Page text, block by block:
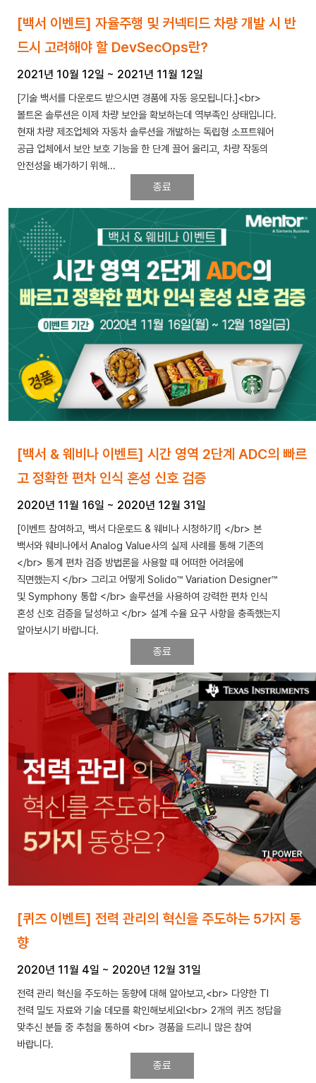
[백서 이벤트] 자율주행 및 커넥티드 차량 개발 시 반
드시 고려해야 할 DevSecOps란?
2021년 10월 12일 ~ 2021년 11월 12일
[기술 백서를 다운로드 받으시면 경품에 자동 응모됩니다.]<br>
볼트온 솔루션은 이제 차량 보안을 확보하는데 역부족인 상태입니다.
현재 차량 제조업체와 자동차 솔루션을 개발하는 독립형 소프트웨어
공급 업체에서 보안 보호 기능을 한 단계 끌어 올리고, 차량 작동의
안전성을 배가하기 위해...
종료
[백서 & 웨비나 이벤트] 시간 영역 2단계 ADC의 빠르
고 정확한 편차 인식 혼성 신호 검증
2020년 11월 16일 ~ 2020년 12월 31일
[이벤트 참여하고, 백서 다운로드 & 웨비나 시청하기!] </br> 본
백서와 웨비나에서 Analog Value사의 실제 사례를 통해 기존의
</br> 통계 편차 검증 방법론을 사용할 때 어떠한 어려움에
직면했는지 </br> 그리고 어떻게 Solido™ Variation Designer™
및 Symphony 통합 </br> 솔루션을 사용하여 강력한 편차 인식
혼성 신호 검증을 달성하고 </br> 설계 수율 요구 사항을 충족했는지
알아보시기 바랍니다.
종료
[퀴즈 이벤트] 전력 관리의 혁신을 주도하는 5가지 동
향
2020년 11월 4일 ~ 2020년 12월 31일
전력 관리 혁신을 주도하는 동향에 대해 알아보고,<br> 다양한 TI
전력 밀도 자료와 기술 데모를 확인해보세요!<br> 2개의 퀴즈 정답을
맞추신 분들 중 추첨을 통하여 <br> 경품을 드리니 많은 참여
바랍니다.
종료